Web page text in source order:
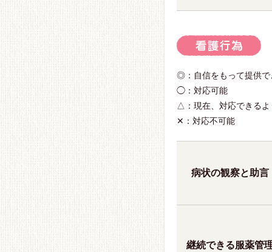
◎：自信をもって提供で
◯：対応可能
△：現在、対応できる
✕：対応不可能
病状の観察と助言
継続できる服薬管